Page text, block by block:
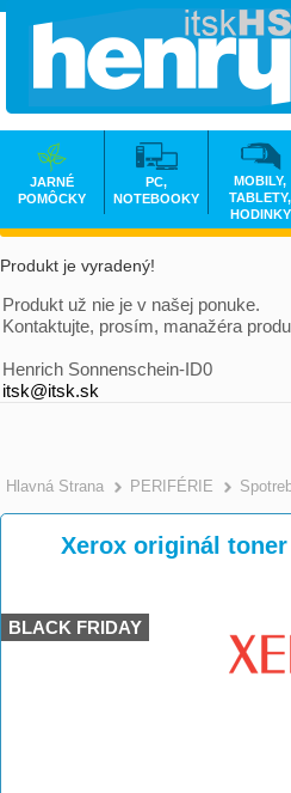
Produkt je vyradený!
Produkt už nie je v našej ponuke.
Kontaktujte, prosím, manažéra
Henrich Sonnenschein-ID0
itsk@itsk.sk
Hlavná Strana >
PERIFÉRIE
Xerox originál toner
BLACK FRIDAY
JARNÉ
POMÔCKY
PC,
NOTEBOOKY
MOBILY,
TABLETY,
HODINKY